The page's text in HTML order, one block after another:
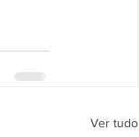
Ver tudo